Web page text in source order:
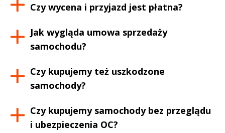
Czy wycena i przyjazd jest płatna?
Jak wygląda umowa sprzedaży
samochodu?
Czy kupujemy też uszkodzone
samochody?
Czy kupujemy samochody bez przeglądu
i ubezpieczenia OC?